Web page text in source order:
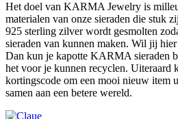
Het doel van KARMA Jewelry is
materialen van onze sieraden die stuk
925 sterling zilver wordt gesmolten
sieraden van kunnen maken. Wil jij
Dan kun je kapotte KARMA sieraden
het voor je kunnen recyclen. Uiteraard
kortingscode om een mooi nieuw item
samen aan een betere wereld.